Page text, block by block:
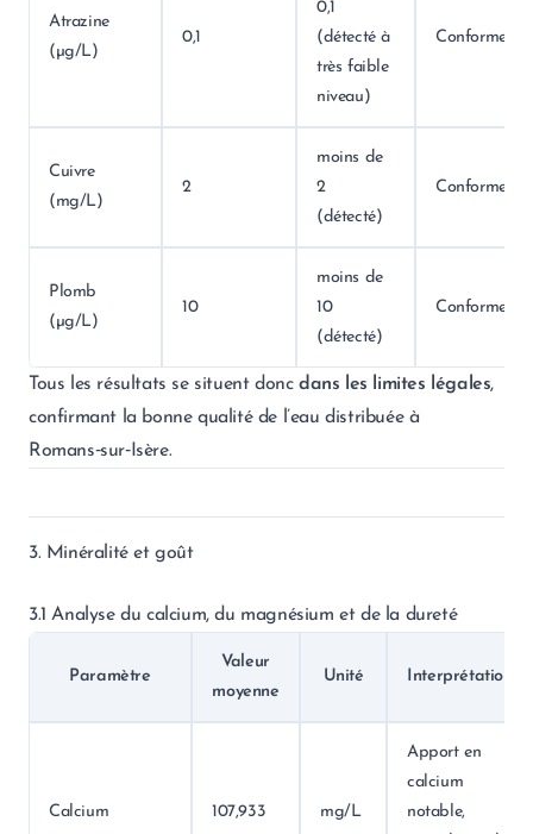
Atrazine
(µg/L)
0,1
0,1
(détecté à
très faible
niveau)
Conforme
Cuivre
(mg/L)
2
moins de
2
(détecté)
Conforme
Plomb
(µg/L)
10
moins de
10
(détecté)
Conforme
Tous les résultats se situent donc dans les limites légales,
confirmant la bonne qualité de l’eau distribuée à
Romans‑sur‑Isère.
3. Minéralité et goût
3.1 Analyse du calcium, du magnésium et de la dureté
Paramètre
Valeur
moyenne
Unité Interprétation
Calcium 107,933 mg/L
Apport en
calcium
notable,